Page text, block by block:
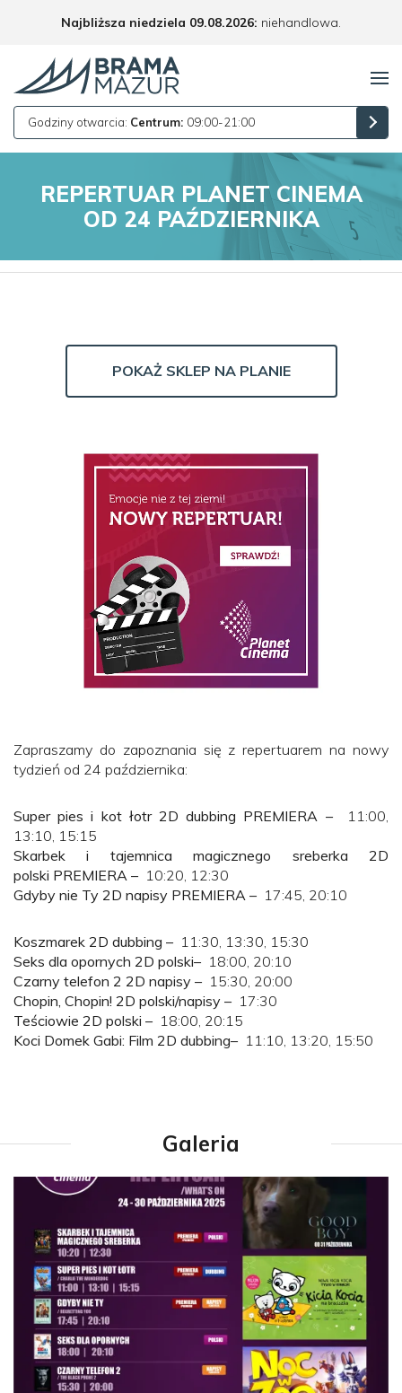
Najbliższa niedziela 09.08.2026: niehandlowa.
Godziny otwarcia: Centrum: 09:00-21:00
REPERTUAR PLANET CINEMA
OD 24 PAŹDZIERNIKA
POKAŻ SKLEP NA PLANIE
Zapraszamy do zapoznania się z repertuarem na nowy
tydzień od 24 października:
Super pies i kot łotr 2D dubbing PREMIERA –
11:00,
13:10, 15:15
Skarbek i tajemnica magicznego sreberka 2D
polski PREMIERA – 10:20, 12:30
Gdyby nie Ty 2D napisy PREMIERA – 17:45, 20:10
Koszmarek 2D dubbing – 11:30, 13:30, 15:30
Seks dla opornych 2D polski– 18:00, 20:10
Czarny telefon 2 2D napisy – 15:30, 20:00
Chopin, Chopin! 2D polski/napisy – 17:30
Teściowie 2D polski – 18:00, 20:15
Koci Domek Gabi: Film 2D dubbing– 11:10, 13:20, 15:50
Galeria